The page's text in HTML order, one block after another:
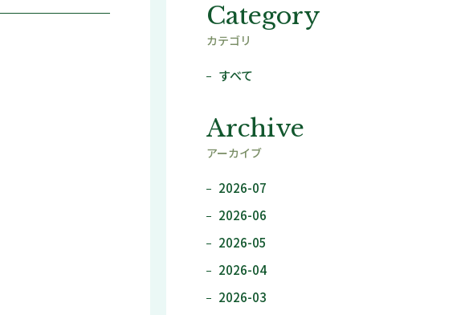
Category
カテゴリ
すべて
Archive
アーカイブ
2026-07
2026-06
2026-05
2026-04
2026-03